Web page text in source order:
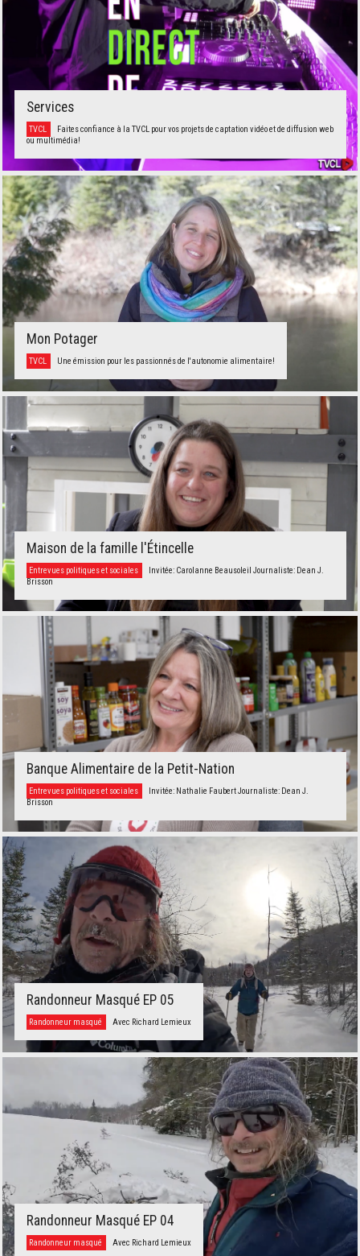
Services
TVCL
Faites confiance à la TVCL pour vos projets de captation vidéo et de diffusion web
ou multimédia!
Mon Potager
TVCL Une émission pour les passionnés de l'autonomie alimentaire!
Maison de la famille l'Étincelle
Entrevues politiques et sociales
Invitée: Carolanne Beausoleil Journaliste: Dean J.
Brisson
Banque Alimentaire de la Petit-Nation
Entrevues politiques et sociales
Invitée: Nathalie Faubert Journaliste: Dean J.
Brisson
Randonneur Masqué EP 05
Randonneur masqué Avec Richard Lemieux
Randonneur Masqué EP 04
Randonneur masqué Avec Richard Lemieux